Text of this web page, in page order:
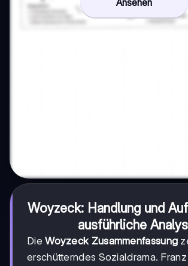
Ansehen
Woyzeck: Handlung und
ausführliche
DieWoyzeck Zusammenfassung
erschütterndes Sozialdrama.